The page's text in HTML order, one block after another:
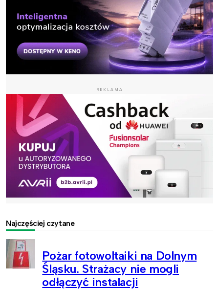
REKLAMA
Najczęściej czytane
Pożar fotowoltaiki na Dolnym
Śląsku. Strażacy nie mogli
odłączyć instalacji